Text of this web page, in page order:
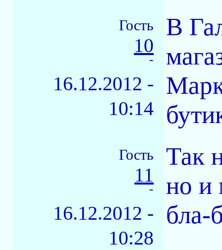
Гость
10
-
16.12.2012 -
10:14
В
Гость
11
-
16.12.2012 -
10:28
Так
но и
бла-